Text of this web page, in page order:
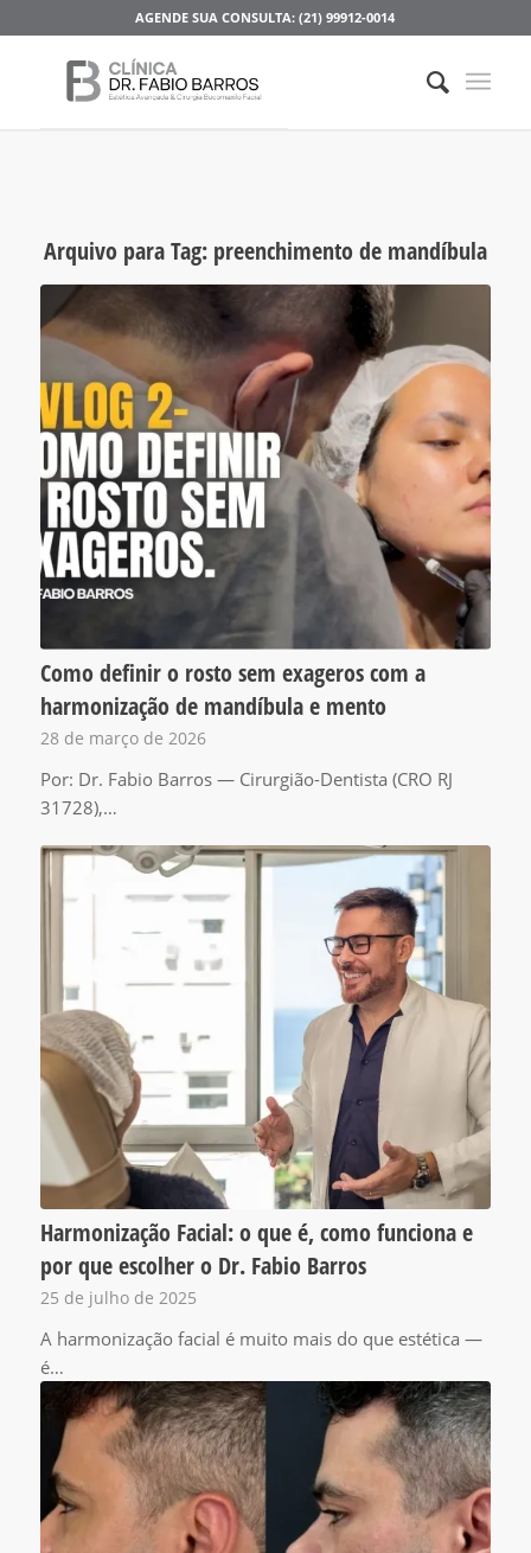
AGENDE SUA CONSULTA: (21) 99912-0014
Arquivo para Tag: preenchimento de mandíbula
Como definir o rosto sem exageros com a
harmonização de mandíbula e mento
28 de março de 2026
Por: Dr. Fabio Barros — Cirurgião-Dentista (CRO RJ
31728),…
Harmonização Facial: o que é, como funciona e
por que escolher o Dr. Fabio Barros
25 de julho de 2025
A harmonização facial é muito mais do que estética —
é…